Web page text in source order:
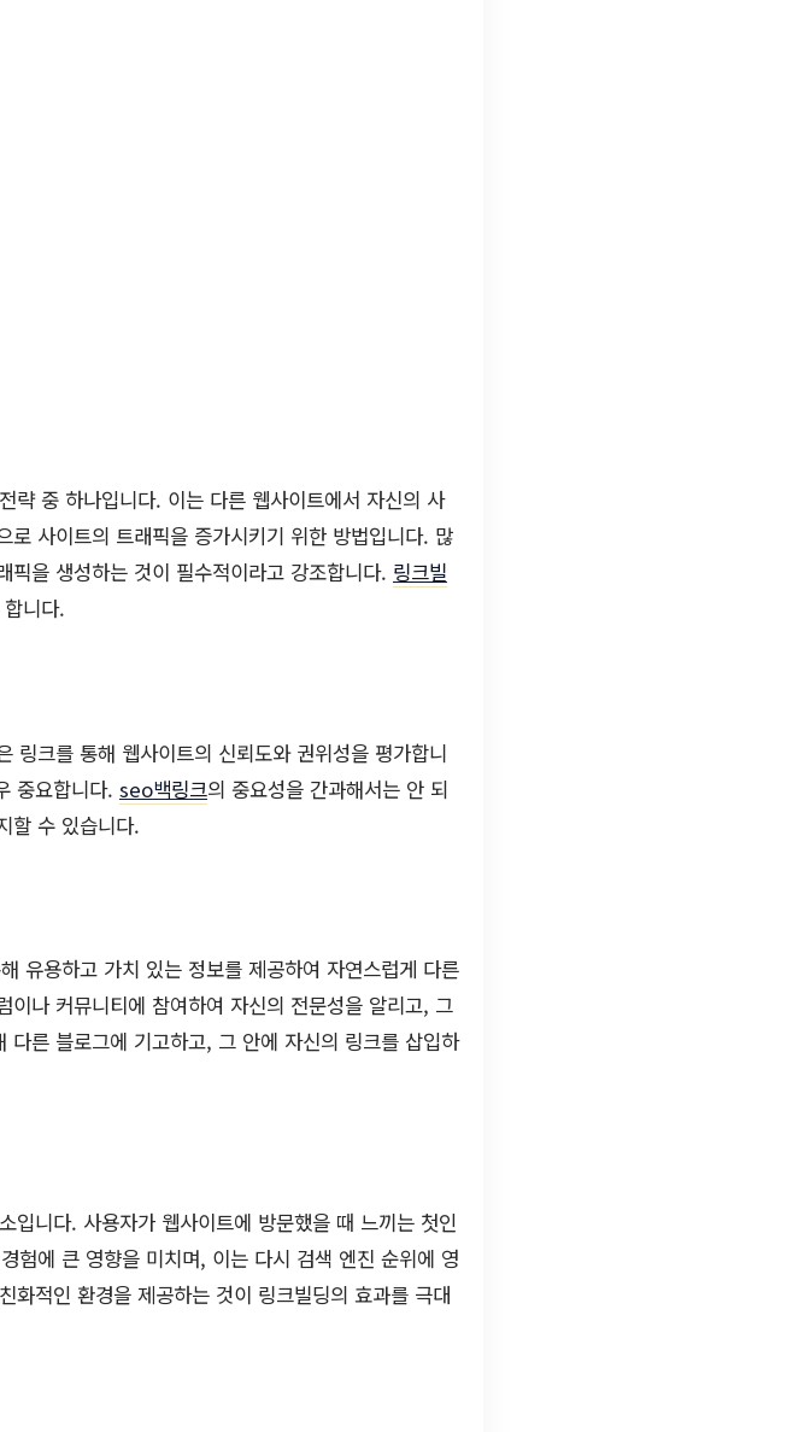
략 중 하나입니다. 이는 다른 웹사이트에서 자신의 사
사이트의 트래픽을 증가시키기 위한 방법입니다. 많
을 생성하는 것이 필수적이라고 강조합니다. 링크빌
니다.
링크를 통해 웹사이트의 신뢰도와 권위성을 평가합니
중요합니다. seo백링크의 중요성을 간과해서는 안 되
할 수 있습니다.
유용하고 가치 있는 정보를 제공하여 자연스럽게 다른
나 커뮤니티에 참여하여 자신의 전문성을 알리고, 그
른 블로그에 기고하고, 그 안에 자신의 링크를 삽입하
입니다. 사용자가 웹사이트에 방문했을 때 느끼는 첫인
험에 큰 영향을 미치며, 이는 다시 검색 엔진 순위에 영
화적인 환경을 제공하는 것이 링크빌딩의 효과를 극대